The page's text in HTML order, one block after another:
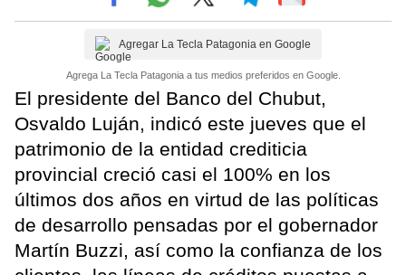
Agregar La Tecla Patagonia en Google
Agrega La Tecla Patagonia a tus medios preferidos en Google.
El presidente del Banco del Chubut,
Osvaldo Luján, indicó este jueves que el
patrimonio de la entidad crediticia
provincial creció casi el 100% en los
últimos dos años en virtud de las políticas
de desarrollo pensadas por el gobernador
Martín Buzzi, así como la confianza de los